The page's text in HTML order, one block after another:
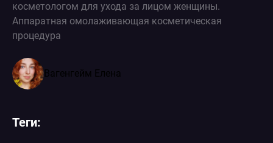
косметологом для ухода за лицом женщины.
Аппаратная омолаживающая косметическая
процедура
Вагенгейм Елена
Теги: